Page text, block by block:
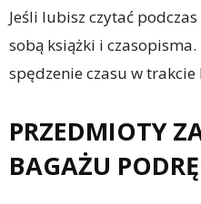
Jeśli lubisz czytać
sobą książki i
spędzenie czasu w trakcie
PRZEDMIOTY
BAGAŻU